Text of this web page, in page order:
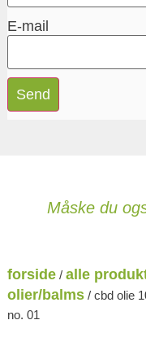
E-mail
Måske du
forside/ alle
olier/balms/ cbd olie
no. 01